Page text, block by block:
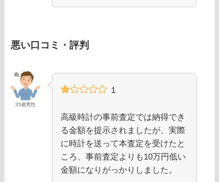
悪い口コミ・評判
35歳男性
1
高級時計の事前査定では納得でき
る金額を提示されましたが、実際
に時計を送って本査定を受けたと
ころ、事前査定よりも10万円低い
金額になりがっかりしました。